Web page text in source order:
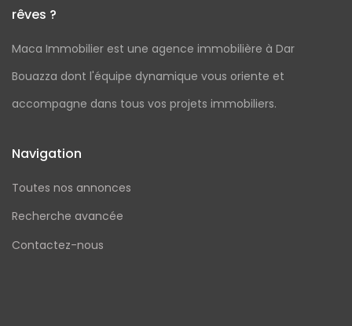
rêves ?
Maca Immobilier est une agence immobilière à Dar
Bouazza dont l'équipe dynamique vous oriente et
accompagne dans tous vos projets immobiliers.
Navigation
Toutes nos annonces
Recherche avancée
Contactez-nous